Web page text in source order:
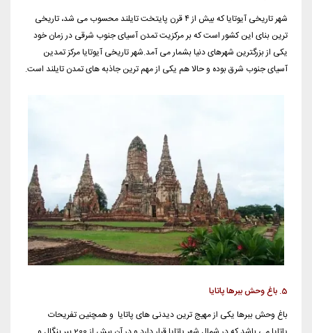
شهر تاریخی آیوتایا که بیش از ۴ قرن پایتخت تایلند محسوب می شد، تاریخی
ترین بنای این کشور است که بر مرکزیت تمدن آسیای جنوب شرقی در زمان خود
یکی از بزرگترین شهرهای دنیا بشمار می آمد.شهر تاریخی آیوتایا مرکز تمدین
آسیای جنوب شرق بوده و حالا هم یکی از مهم ترین جاذبه های تمدن تایلند است.
5. باغ وحش ببرها پاتایا
باغ وحش ببرها یکی از مهیج ترین دیدنی های پاتایا و همچنین تفریحات